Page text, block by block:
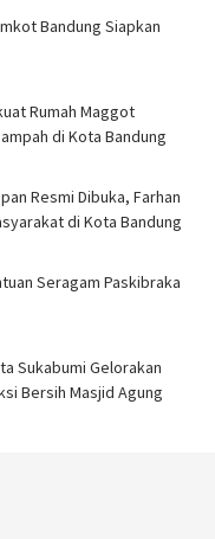
Bandung Siapkan
Rumah Maggot
di Kota Bandung
Resmi Dibuka, Farhan
di Kota Bandung
Seragam Paskibraka
Sukabumi Gelorakan
Bersih Masjid Agung